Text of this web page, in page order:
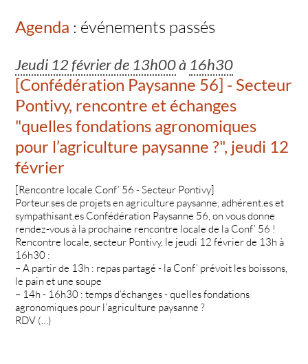
Agenda : événements passés
Jeudi 12 février de 13h00à 16h30
[Confédération Paysanne 56] - Secteur
Pontivy, rencontre et échanges
"quelles fondations agronomiques
pour l’agriculture paysanne ?", jeudi 12
février
[Rencontre locale Conf’ 56 - Secteur Pontivy]
Porteur.ses de projets en agriculture paysanne, adhérent.es et
sympathisant.es Confédération Paysanne 56, on vous donne
rendez-vous à la prochaine rencontre locale de la Conf’ 56 !
Rencontre locale, secteur Pontivy, le jeudi 12 février de 13h à
16h30 :
– A partir de 13h : repas partagé - la Conf’ prévoit les boissons,
le pain et une soupe
– 14h - 16h30 : temps d’échanges - quelles fondations
agronomiques pour l’agriculture paysanne ?
RDV (…)